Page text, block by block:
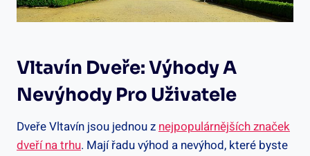
Vltavín Dveře: Výhody A
Nevýhody Pro Uživatele
Dveře Vltavín jsou jednou znejpopulárnějších značek
dveří na trhu. Mají řadu výhod a nevýhod, které byste